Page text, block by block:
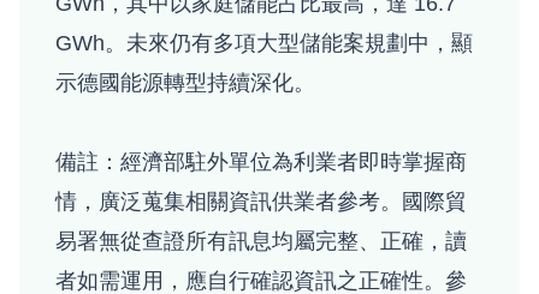
GWh。未來仍有多項大型儲能案規劃中，顯
示德國能源轉型持續深化。
備註：經濟部駐外單位為利業者即時掌握商
情，廣泛蒐集相關資訊供業者參考。國際貿
易署無從查證所有訊息均屬完整、正確，讀
者如需運用，應自行確認資訊之正確性。參